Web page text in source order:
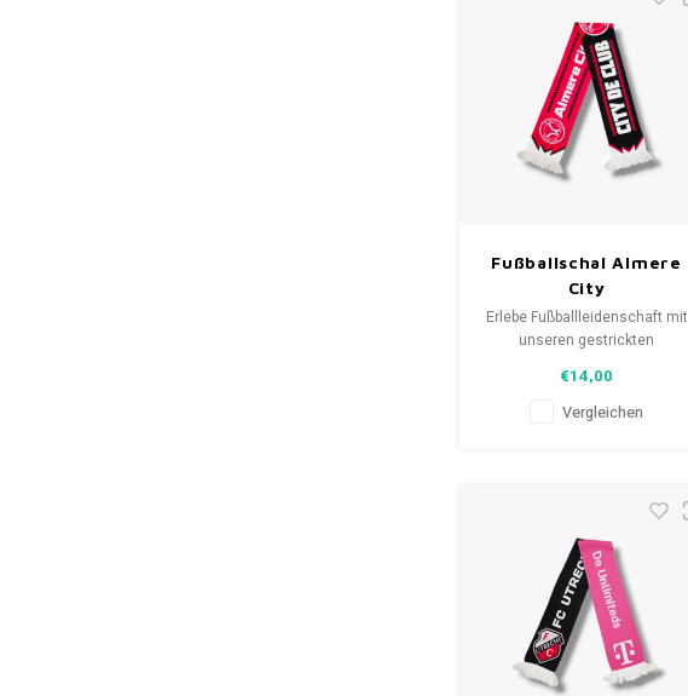
Fußballschal Almere
City
Erlebe Fußballleidenschaft mit
unseren gestrickten
bis Spielernamen, jedes
erzählt eine Geschichte.
Deine Quelle für einzigartige
€14,00
Vergleichen